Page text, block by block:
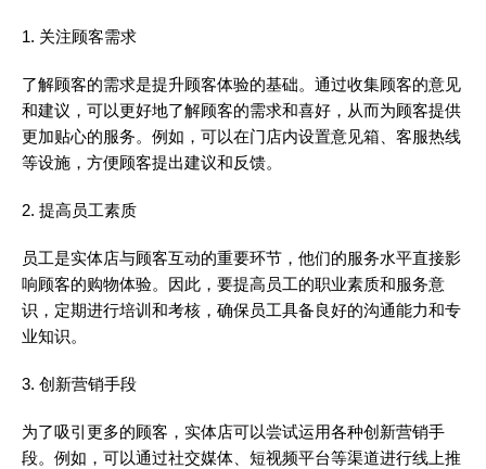
1. 关注顾客需求
了解顾客的需求是提升顾客体验的基础。通过收集顾客的意见
和建议，可以更好地了解顾客的需求和喜好，从而为顾客提供
更加贴心的服务。例如，可以在门店内设置意见箱、客服热线
等设施，方便顾客提出建议和反馈。
2. 提高员工素质
员工是实体店与顾客互动的重要环节，他们的服务水平直接影
响顾客的购物体验。因此，要提高员工的职业素质和服务意
识，定期进行培训和考核，确保员工具备良好的沟通能力和专
业知识。
3. 创新营销手段
为了吸引更多的顾客，实体店可以尝试运用各种创新营销手
段。例如，可以通过社交媒体、短视频平台等渠道进行线上推